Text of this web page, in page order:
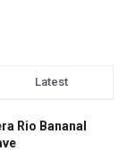
Latest
Rio Bananal